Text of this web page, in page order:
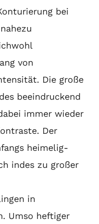
bei
von
Die große
beeindruckend
immer wieder
Der
heimelig-
indes zu großer
in
Umso heftiger